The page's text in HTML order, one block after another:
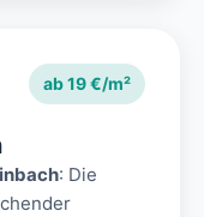
ab 19 €/m²
: Die